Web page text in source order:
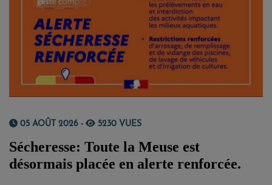
05 AOÛT 2026 - 5230 VUES
Sécheresse: Toute la Meuse est
désormais placée en alerte renforcée.